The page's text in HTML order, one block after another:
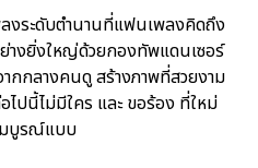
งระดับตำนานที่แฟนเพลงคิดถึง
ย่างยิ่งใหญ่ด้วยกองทัพแดนเซอร์
กกลางคนดู สร้างภาพที่สวยงาม
ปนี้ไม่มีใคร และ ขอร้อง ที่ใหม่
มบูรณ์แบบ